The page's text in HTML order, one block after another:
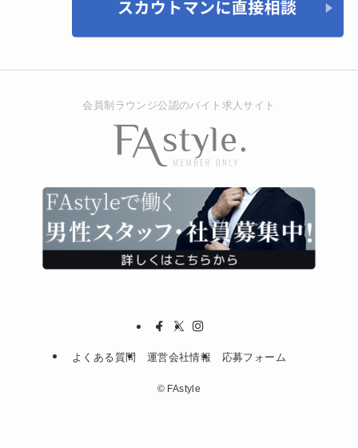
会員制ラウンジ公認のバイト求人サイト
よくある質問 運営会社情報 応募フォーム
© FAstyle